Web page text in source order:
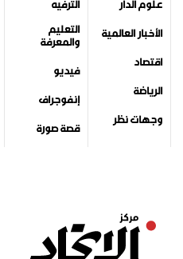
علوم الدار
الأخبار العالمية
اقتصاد
الرياضة
وجهات نظر
الترفيه
التعليم
والمعرفة
فيديو
إنفوجراف
قصة صورة